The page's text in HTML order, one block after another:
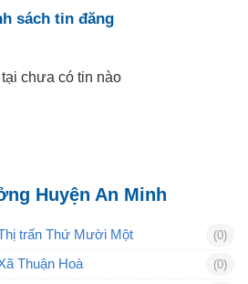
sách tin đăng
chưa có tin nào
Huyện An Minh
trấn Thứ Mười Một (0)
Thuận Hoà (0)